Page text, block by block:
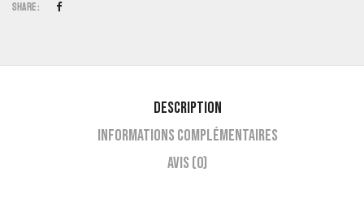
Share :
Description
Informations complémentaires
Avis (0)